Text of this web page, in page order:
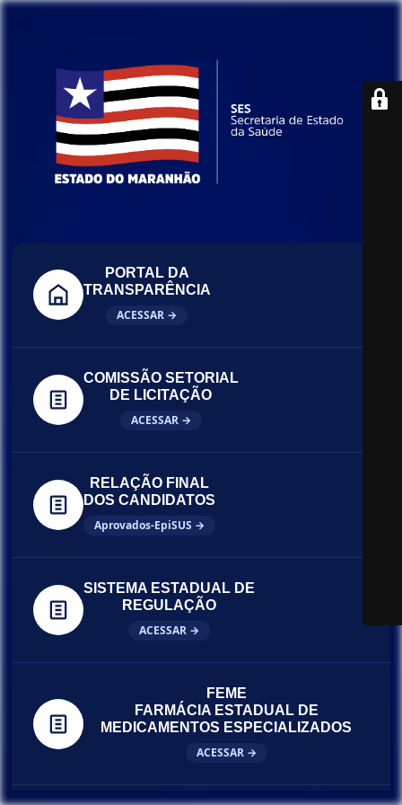
PORTAL DA
TRANSPARÊNCIA
ACESSAR →
COMISSÃO SETORIAL
DE LICITAÇÃO
ACESSAR →
RELAÇÃO FINAL
DOS CANDIDATOS
Aprovados-EpiSUS →
SISTEMA ESTADUAL DE
REGULAÇÃO
ACESSAR →
FEME
FARMÁCIA ESTADUAL DE
MEDICAMENTOS ESPECIALIZADOS
ACESSAR →